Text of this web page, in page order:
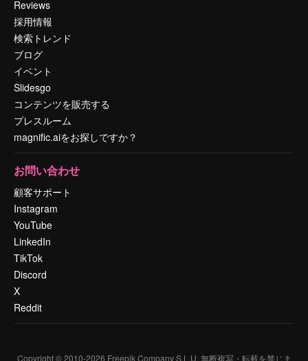
Reviews
採用情報
検索トレンド
ブログ
イベント
Slidesgo
コンテンツを販売する
プレスルーム
magnific.aiをお探しですか？
お問い合わせ
顧客サポート
Instagram
YouTube
LinkedIn
TikTok
Discord
X
Reddit
Copyright © 2010-2026 Freepik Company S.L.U. 無断複写・転載を禁じま